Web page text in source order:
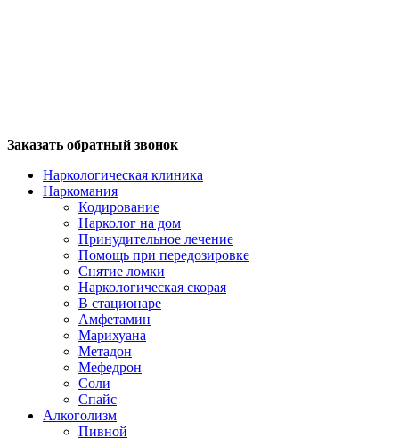
Заказать обратный звонок
Наркологическая клиника
Наркомания
Кодирование
Нарколог на дом
Принудительное лечение
Помощь при передозировке
Снятие ломки
Наркологическая скорая
В стационаре
Амфетамин
Марихуана
Метадон
Мефедрон
Соли
Спайс
Алкоголизм
Пивной